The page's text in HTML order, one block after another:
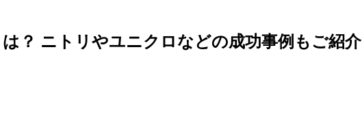
？ ニトリやユニクロなどの成功事例もご紹介